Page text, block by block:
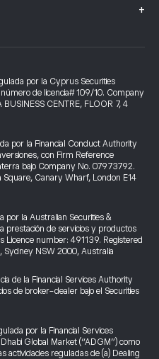
+
por la Cyprus Securities
de licencia# 109/10. Company
CENTRE, FLOOR 7, 4
por la Financial Conduct Authority
con Firm Reference
bajo Company No. 07973792.
Square, Canary Wharf, London E14
por la Australian Securities &
prestación de servicios y productos
Licence number: 491139. Registered
NSW 2000, Australia
de la Financial Services Authority
de broker-dealer bajo el Securities
por la Financial Services
Global Market (“ADGM”) como
actividades reguladas de (a) Dealing